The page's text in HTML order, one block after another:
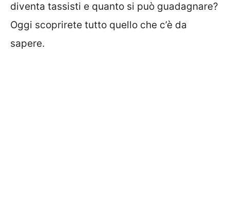
diventa tassisti e quanto si può guadagnare?
Oggi scoprirete tutto quello che c’è da
sapere.